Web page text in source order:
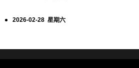
2026-02-28 星期六